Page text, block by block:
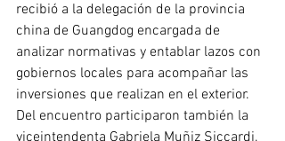
recibió a la delegación de la provincia
china de Guangdog encargada de
analizar normativas y entablar lazos con
gobiernos locales para acompañar las
inversiones que realizan en el exterior.
Del encuentro participaron también la